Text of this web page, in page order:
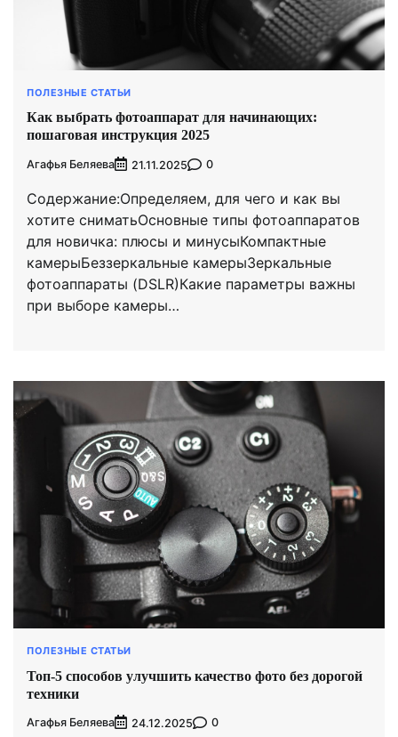
ПОЛЕЗНЫЕ СТАТЬИ
Как выбрать фотоаппарат для начинающих:
пошаговая инструкция 2025
Агафья Беляева 21.11.2025 0
Содержание:Определяем, для чего и как вы
хотите сниматьОсновные типы фотоаппаратов
для новичка: плюсы и минусыКомпактные
камерыБеззеркальные камерыЗеркальные
фотоаппараты (DSLR)Какие параметры важны
при выборе камеры…
ПОЛЕЗНЫЕ СТАТЬИ
Топ-5 способов улучшить качество фото без дорогой
техники
Агафья Беляева 24.12.2025 0